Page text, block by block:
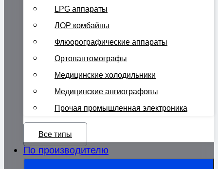
LPG аппараты
ЛОР комбайны
Флюорографические аппараты
Ортопантомографы
Медицинские холодильники
Медицинские ангиографовы
Прочая промышленная электроника
Все типы
По производителю